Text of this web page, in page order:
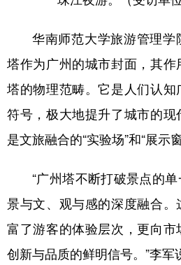
华南师范大学旅游管理
塔作为广州的城市封面，其
塔的物理范畴。它是人们认
符号，极大地提升了城市的
是文旅融合的“实验场”和“展示窗
“广州塔不断打破景点的单
景与文、观与感的深度融合
富了游客的体验层次，更向
创新与品质的鲜明信号。”李军